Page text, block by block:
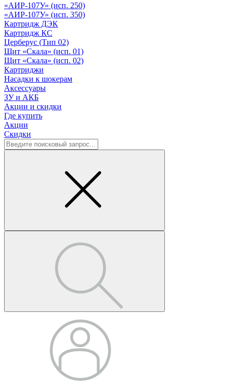
«АИР-107У» (исп. 250)
«АИР-107У» (исп. 350)
Картридж ДЭК
Картридж КС
Церберус (Тип 02)
Щит «Скала» (исп. 01)
Щит «Скала» (исп. 02)
Картриджи
Насадки к шокерам
Аксессуары
ЗУ и АКБ
Акции и скидки
Где купить
Акции
Скидки